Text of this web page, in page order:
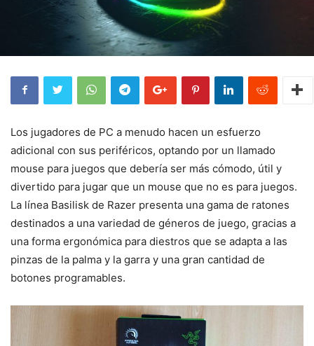
Los jugadores de PC a menudo hacen un esfuerzo
adicional con sus periféricos, optando por un llamado
mouse para juegos que debería ser más cómodo, útil y
divertido para jugar que un mouse que no es para juegos.
La línea Basilisk de Razer presenta una gama de ratones
destinados a una variedad de géneros de juego, gracias a
una forma ergonómica para diestros que se adapta a las
pinzas de la palma y la garra y una gran cantidad de
botones programables.